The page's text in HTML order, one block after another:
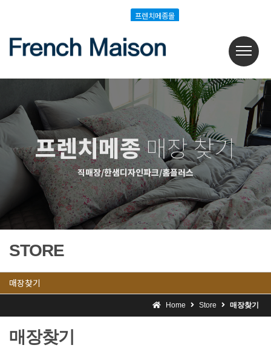
프렌치메종몰
프렌치메종매장 찾기
직매장/한샘디자인파크/홈플러스
STORE
매장찾기
Home Store 매장찾기
매장찾기